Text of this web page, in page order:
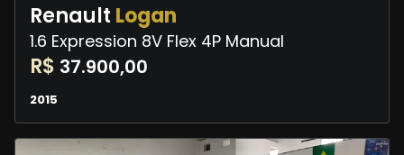
Renault Logan
1.6 Expression 8V Flex 4P Manual
R$ 37.900,00
2015